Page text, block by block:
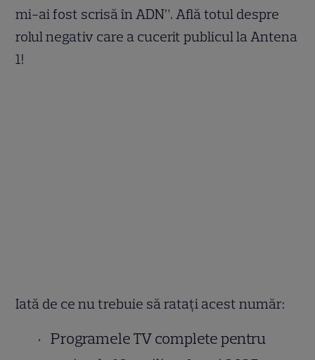
mi-ai fost scrisă în ADN”. Află totul despre
rolul negativ care a cucerit publicul la Antena
1!
Iată de ce nu trebuie să ratați acest număr:
Programele TV complete pentru